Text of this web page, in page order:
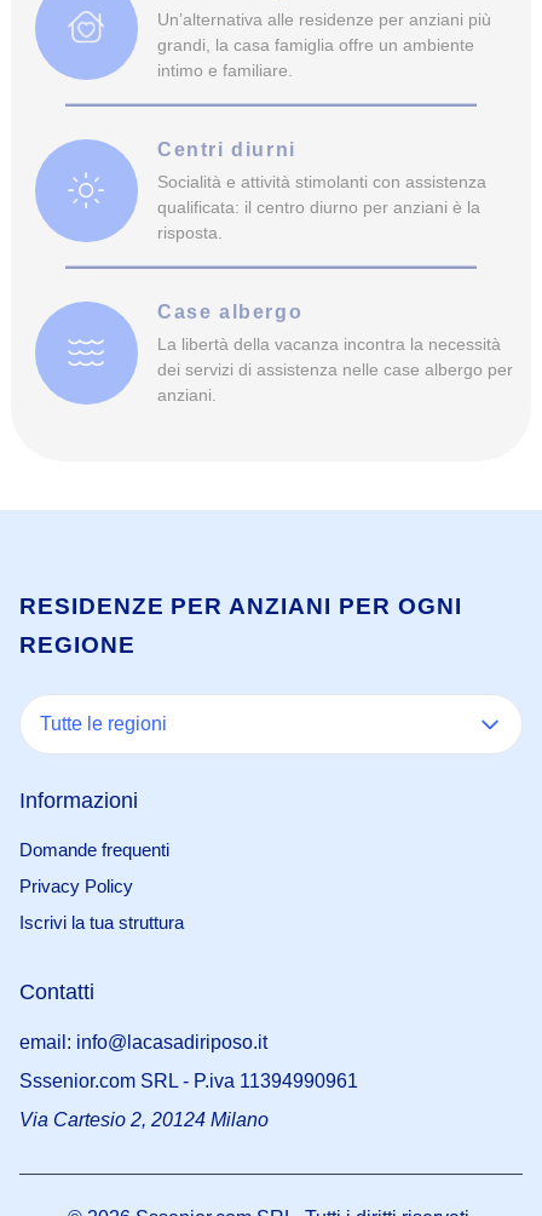
Un’alternativa alle residenze per anziani più
grandi, la casa famiglia offre un ambiente
intimo e familiare.
Centri diurni
Socialità e attività stimolanti con assistenza
qualificata: il centro diurno per anziani è la
risposta.
Case albergo
La libertà della vacanza incontra la necessità
dei servizi di assistenza nelle case albergo per
anziani.
RESIDENZE PER ANZIANI PER OGNI
REGIONE
Tutte le regioni
Informazioni
Domande frequenti
Privacy Policy
Iscrivi la tua struttura
Contatti
email: info@lacasadiriposo.it
Sssenior.com SRL - P.iva 11394990961
Via Cartesio 2, 20124 Milano